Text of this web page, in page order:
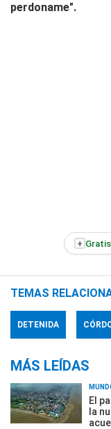
perdoname".
+
TEMAS
DETENIDA
MÁS LEÍDAS
El
la